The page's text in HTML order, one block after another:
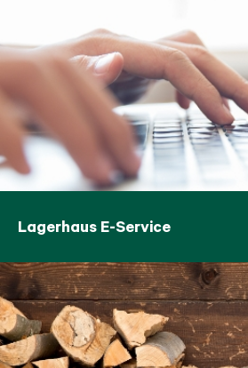
Lagerhaus E-Service